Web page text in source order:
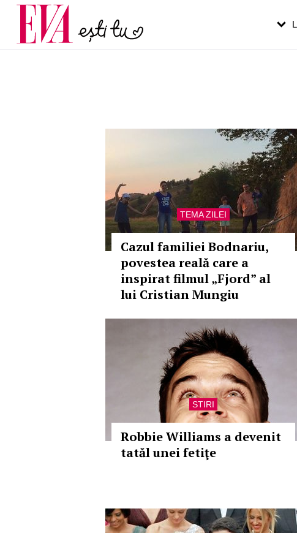
TEMA ZILEI
Cazul familiei Bodnariu,
povestea reală care a
inspirat filmul „Fjord” al
lui Cristian Mungiu
STIRI
Robbie Williams a devenit
tatăl unei fetiţe
Carieră
Actualitate
pe măsură ce înaintezi